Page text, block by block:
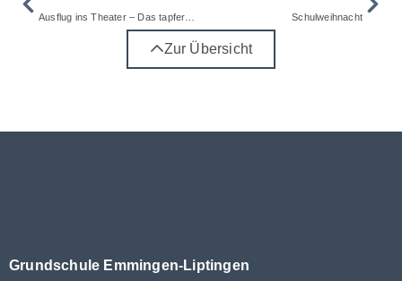
Schulweihnacht
Zur Übersicht
Grundschule Emmingen-Liptingen